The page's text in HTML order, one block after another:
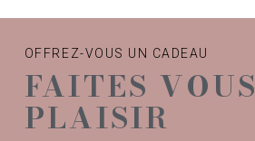
OFFREZ-VOUS UN CADEAU
FAITES VOUS
PLAISIR